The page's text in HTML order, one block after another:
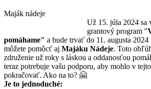
Maják nádeje
Už 15. júla 2024 sa
grantový program "
pomáhame" a bude trvať do 11. augusta
môžete pomôcť aj Majáku Nádeje. Toto
združenie už roky s láskou a oddanosťou
teraz potrebuje vašu podporu, aby mohlo v
pokračovať. Ako na to? 🤗
Je to jednoduché: